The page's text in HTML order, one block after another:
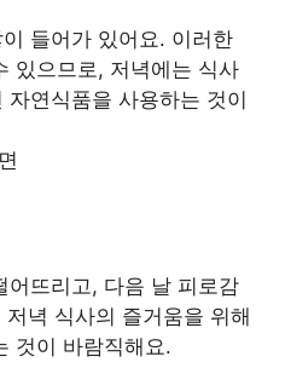
들어가 있어요. 이러한
있으므로, 저녁에는 식사
연식품을 사용하는 것이
어뜨리고, 다음 날 피로감
녁 식사의 즐거움을 위해
것이 바람직해요.